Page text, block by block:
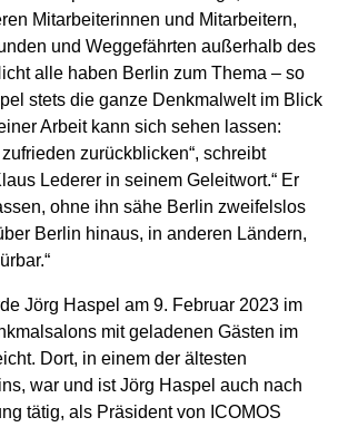
Mitarbeiterinnen und Mitarbeitern,
und Weggefährten außerhalb des
alle haben Berlin zum Thema – so
stets die ganze Denkmalwelt im Blick
Arbeit kann sich sehen lassen:
zurückblicken“, schreibt
Lederer in seinem Geleitwort.“ Er
ohne ihn sähe Berlin zweifelslos
Berlin hinaus, in anderen Ländern,
Jörg Haspel am 9. Februar 2023 im
mit geladenen Gästen im
Dort, in einem der ältesten
war und ist Jörg Haspel auch nach
tätig, als Präsident von ICOMOS